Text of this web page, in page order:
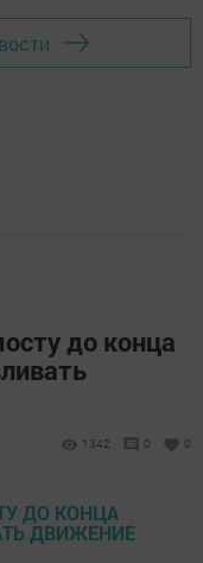
до конца
1342 0 0